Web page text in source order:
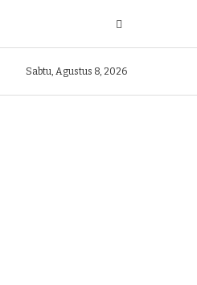
Sabtu, Agustus 8, 2026